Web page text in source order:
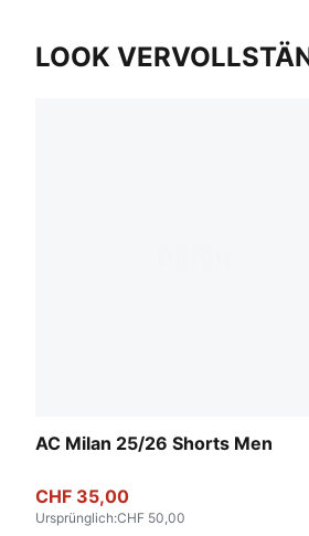
LOOK
AC Milan 25/26 Shorts Men
CHF 35,00
Ursprünglich:CHF 50,00